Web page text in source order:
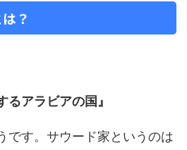
？
るアラビアの国』
です。サウード家というのは